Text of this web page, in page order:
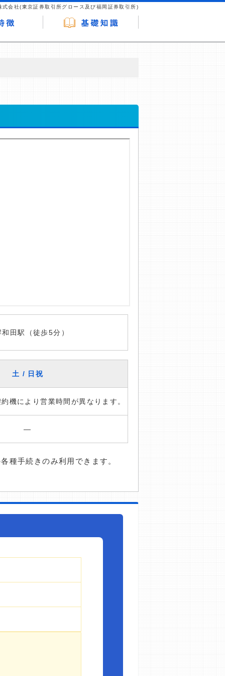
式会社(東京証券取引所グロース及び福岡証券取引所)
田駅（徒歩5分）
土 / 日祝
機により営業時間が異なります。
―
種手続きのみ利用できます。